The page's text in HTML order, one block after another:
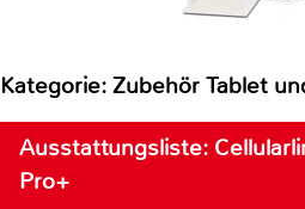
Kategorie: Zubehör Tablet
Ausstattungsliste:
Pro+